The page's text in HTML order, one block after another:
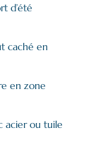
d’été
caché en
en zone
acier ou tuile